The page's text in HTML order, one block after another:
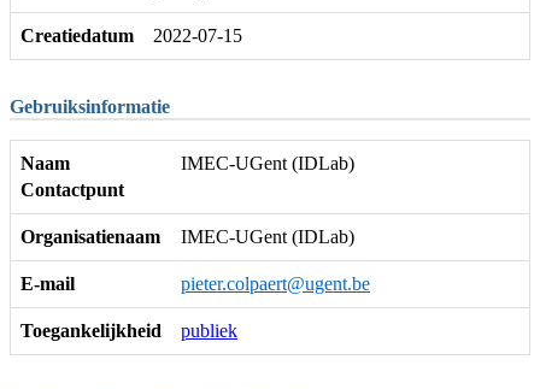
Creatiedatum 2022-07-15
Gebruiksinformatie
Naam
Contactpunt
IMEC-UGent (IDLab)
Organisatienaam IMEC-UGent (IDLab)
E-mail pieter.colpaert@ugent.be
Toegankelijkheid publiek